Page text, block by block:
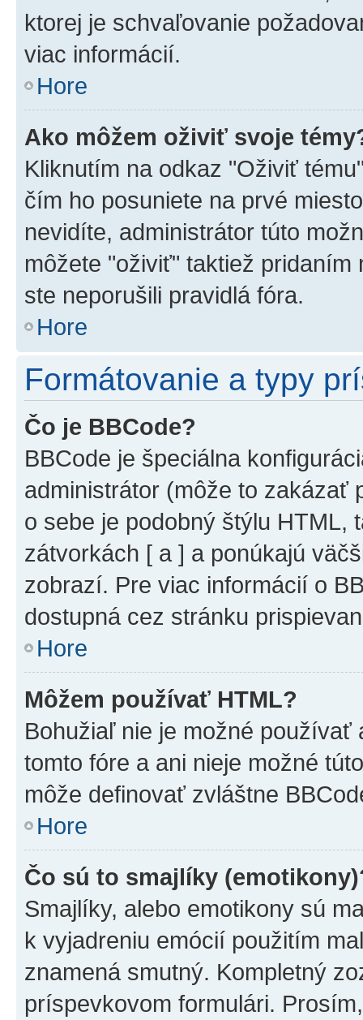
ktorej je schvaľovanie
viac informácií.
Hore
Ako môžem oživiť svoje
Kliknutím na odkaz "Oživiť
čím ho posuniete na prvé
nevidíte, administrátor túto
môžete "oživiť" taktiež
ste neporušili pravidlá fóra.
Hore
Formátovanie a typy
Čo je BBCode?
BBCode je špeciálna
administrátor (môže to zakázať
o sebe je podobný štýlu HTML,
zátvorkách [ a ] a ponúkajú
zobrazí. Pre viac informácií o
dostupná cez stránku
Hore
Môžem používať HTML?
Bohužiaľ nie je možné
tomto fóre a ani nieje možné
môže definovať zvláštne
Hore
Čo sú to smajlíky
Smajlíky, alebo emotikony sú
k vyjadreniu emócií použitím
znamená smutný. Kompletný
príspevkovom formulári.